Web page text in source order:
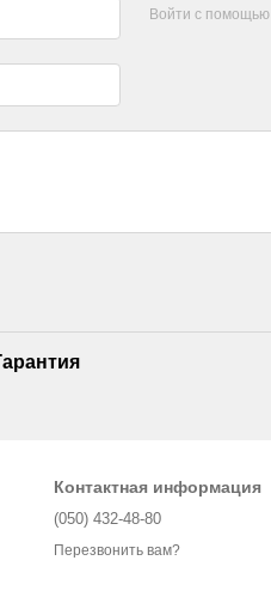
Войти с помощью
Контактная информация
(050) 432-48-80
Перезвонить вам?